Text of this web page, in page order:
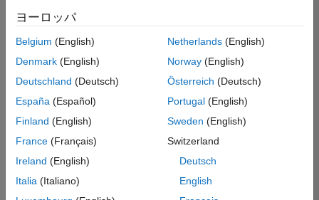
人
の
保
存
一
部
人
情
は
ヨーロッパ
Belgium (English)
Denmark (English)
Deutschland (Deutsch)
España (Español)
Finland (English)
France (Français)
Ireland (English)
Italia (Italiano)
Netherlands(English)
Norway(English)
Österreich (Deutsch)
Portugal(English)
Sweden (English)
Switzerland
Deutsch
English